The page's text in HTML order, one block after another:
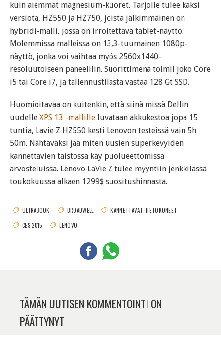
kuin aiemmat magnesium-kuoret. Tarjolle tulee kaksi
versiota, HZ550 ja HZ750, joista jälkimmäinen on
hybridi-malli, jossa on irroitettava tablet-näyttö.
Molemmissa malleissa on 13,3-tuumainen 1080p-
näyttö, jonka voi vaihtaa myös 2560x1440-
resoluutoiseen paneeliiin. Suorittimena toimii joko Core
i5 tai Core i7, ja tallennustilasta vastaa 128 Gt SSD.
Huomioitavaa on kuitenkin, että siinä missä Dellin
uudelle XPS 13 -mallille luvataan akkukestoa jopa 15
tuntia, Lavie Z HZ550 kesti Lenovon testeissä vain 5h
50m. Nähtäväksi jää miten uusien superkevyiden
kannettavien taistossa käy puolueettomissa
arvosteluissa. Lenovo LaVie Z tulee myyntiin jenkkilässä
toukokuussa alkaen 1299$ suositushinnasta.
ULTRABOOK BROADWELL
KANNETTAVAT TIETOKONEET
CES 2015
LENOVO
TÄMÄN UUTISEN KOMMENTOINTI ON
PÄÄTTYNYT